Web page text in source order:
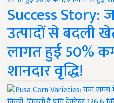
Success
उत्पादों से बदली
लागत हुई 50%
शानदार वृद्धि!